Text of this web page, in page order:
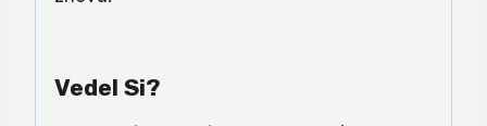
Vedel Si?